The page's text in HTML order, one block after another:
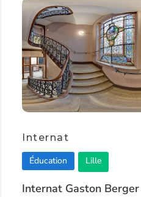
Internat
Éducation
Lille
Internat Gaston Berger